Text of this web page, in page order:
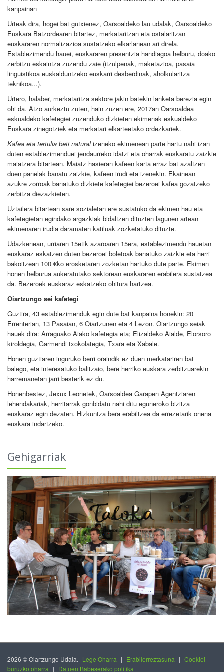
kanpainan
Urteak dira, hogei bat gutxienez, Oarsoaldeko lau udalak, Oarsoaldeko
Euskara Batzordearen bitartez, merkataritzan eta ostalaritzan
euskararen normalizazioa sustatzeko elkarlanean ari direla.
Establezimendu hauei, euskararen presentzia handiagoa helburu, doako
zerbitzu eskaintza zuzendu zaie (itzulpenak, maketazioa, pasaia
linguistikoa euskalduntzeko euskarri desberdinak, aholkularitza
teknikoa...).
Urtero, halaber, merkataritza sektore jakin batekin lanketa berezia egin
ohi da. Atzo aurkeztu zuten, hain zuzen ere, 2017an Oarsoaldea
eskualdeko kafetegiei zuzenduko dizkieten ekimenak eskualdeko
Euskara zinegotziek eta merkatari elkarteetako ordezkariek.
Kafea eta tertulia beti naturalizeneko ekimenean parte hartu nahi izan
duten establezimenduei jendaurreko idatzi eta oharrak euskaratu zaizkie
maiatzera bitartean. Maiatz hasieran kafeen karta erraz bat azaltzen
duen panelak banatu zaizkie, kafeen irudi eta izenekin. Ekainean
azukre zorroak banatuko dizkiete kafetegiei bezeroei kafea gozatzeko
zerbitza diezazkieten.
Uztailera bitartean sare sozialetan ere sustatuko da ekimen hau eta
kafetegietan egindako argazkiak bidaltzen dituzten lagunen artean
ekimenaren irudia daramaten katiluak zozketatuko dituzte.
Udazkenean, urriaren 15etik azaroaren 15era, establezimendu hauetan
euskaraz eskatzen duten bezeroei boletoak banatuko zaizkie eta herri
bakoitzean 100 €ko erosketaren zozketan hartuko dute parte. Ekimen
honen helburua aukeratutako sektorean euskararen erabilera sustatzea
da. Bezeroek euskaraz eskatzeko ohitura hartzea.
Oiartzungo sei kafetegi
Guztira, 43 establezimenduk egin dute bat kanpaina honekin: 20
Errenterian, 13 Pasaian, 6 Oiartzunen eta 4 Lezon. Oiartzungo seiak
hauek dira: Arraguako Aiako kafetegia eta; Elizaldeko Aialde, Elorsoro
kiroldegia, Garmendi txokolategia, Txara eta Xabale.
Honen guztiaren inguruko berri oraindik ez duen merkatariren bat
balego, eta interesatuko balitzaio, bere herriko euskara zerbitzuarekin
harremanetan jarri besterik ez du.
Honenbestez, Jexux Leonetek, Oarsoaldea Garapen Agentziaren
lehendakariak, herritarrak gonbidatu nahi ditu eguneroko bizitza
euskaraz egin dezaten. Hizkuntza bera erabiltzea da errezetarik onena
euskara indartzeko.
Gehigarriak
2026 © Oiartzungo Udala. Lege Oharra | Erabilerreztasuna | Cookiei
buruzko oharra | Datuen Babeserako politika